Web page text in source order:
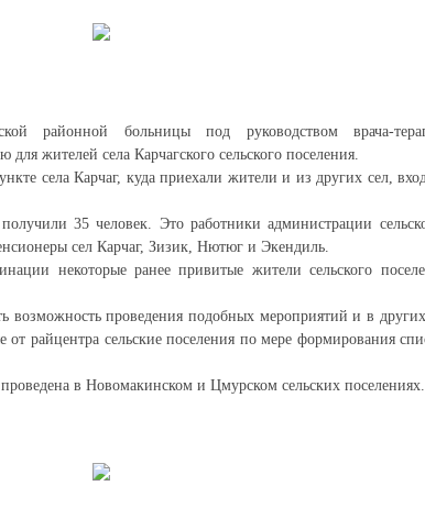
районной больницы под руководством врача-
жителей села Карчагского сельского поселения.
села Карчаг, куда приехали жители и из других сел,
35 человек. Это работники администрации
сел Карчаг, Зизик, Нютюг и Экендиль.
некоторые ранее привитые жители сельского
проведения подобных мероприятий и в других
от райцентра сельские поселения по мере формирования
в Новомакинском и Цмурском сельских поселениях.